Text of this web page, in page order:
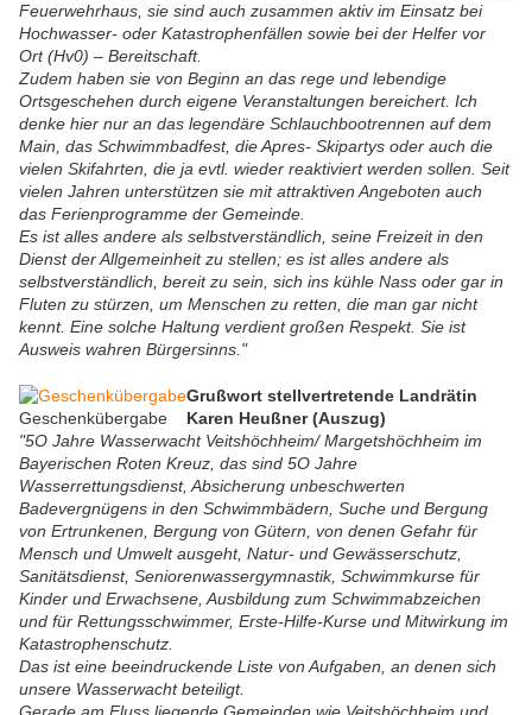
Feuerwehrhaus, sie sind auch zusammen aktiv im Einsatz bei
Hochwasser- oder Katastrophenfällen sowie bei der Helfer vor
Ort (Hv0) – Bereitschaft.
Zudem haben sie von Beginn an das rege und lebendige
Ortsgeschehen durch eigene Veranstaltungen bereichert. Ich
denke hier nur an das legendäre Schlauchbootrennen auf dem
Main, das Schwimmbadfest, die Apres- Skipartys oder auch die
vielen Skifahrten, die ja evtl. wieder reaktiviert werden sollen. Seit
vielen Jahren unterstützen sie mit attraktiven Angeboten auch
das Ferienprogramme der Gemeinde.
Es ist alles andere als selbstverständlich, seine Freizeit in den
Dienst der Allgemeinheit zu stellen; es ist alles andere als
selbstverständlich, bereit zu sein, sich ins kühle Nass oder gar in
Fluten zu stürzen, um Menschen zu retten, die man gar nicht
kennt. Eine solche Haltung verdient großen Respekt. Sie ist
Ausweis wahren Bürgersinns."
Geschenkübergabe
Grußwort stellvertretende Landrätin
Karen Heußner (Auszug)
"5O Jahre Wasserwacht Veitshöchheim/ Margetshöchheim im
Bayerischen Roten Kreuz, das sind 5O Jahre
Wasserrettungsdienst, Absicherung unbeschwerten
Badevergnügens in den Schwimmbädern, Suche und Bergung
von Ertrunkenen, Bergung von Gütern, von denen Gefahr für
Mensch und Umwelt ausgeht, Natur- und Gewässerschutz,
Sanitätsdienst, Seniorenwassergymnastik, Schwimmkurse für
Kinder und Erwachsene, Ausbildung zum Schwimmabzeichen
und für Rettungsschwimmer, Erste-Hilfe-Kurse und Mitwirkung im
Katastrophenschutz.
Das ist eine beeindruckende Liste von Aufgaben, an denen sich
unsere Wasserwacht beteiligt.